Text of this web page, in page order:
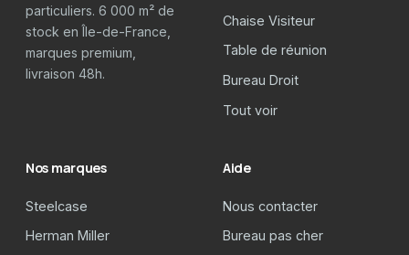
particuliers. 6 000 m² de
stock en Île-de-France,
marques premium,
livraison 48h.
Chaise Visiteur
Table de réunion
Bureau Droit
Tout voir
Nos marques
Steelcase
Herman Miller
Aide
Nous contacter
Bureau pas cher